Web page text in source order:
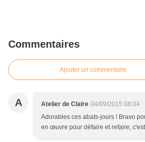
Commentaires
Ajouter un commentaire
A Atelier de Claire 04/09/2015 08:04
Adorables ces abats-jours ! Bravo
en œuvre pour défaire et refaire,